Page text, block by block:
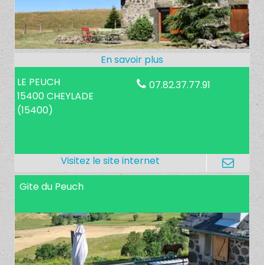
LE PEUCH
15400 CHEYLADE
(15400)
07.82.37.77.91
Gite du Peuch